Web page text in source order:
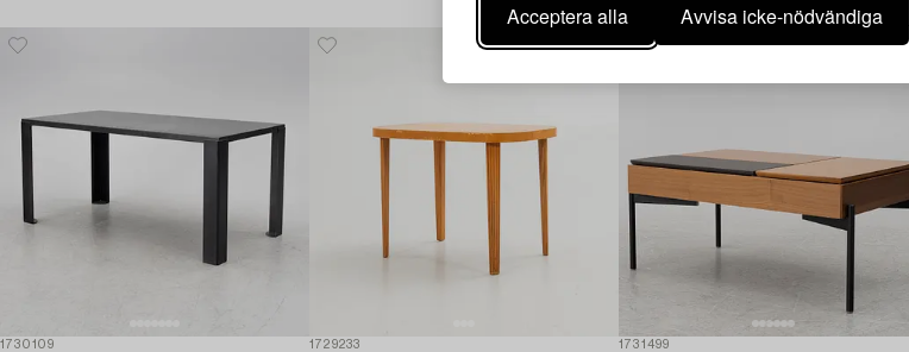
Acceptera alla Avvisa icke-nödvändiga
1730109 1729233 1731499